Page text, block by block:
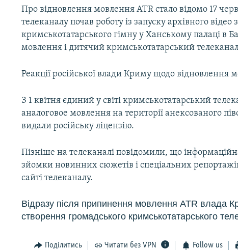
Про відновлення мовлення АТR стало відомо 17
телеканалу почав роботу із запуску архівного
кримськотатарського гімну у Ханському палаці в
мовлення і дитячий кримськотатарський
Реакції російської влади Криму щодо
З 1 квітня єдиний у світі кримськотатарський
аналоговое мовлення на території анексованого
видали російську ліцензію.
Пізніше на телеканалі повідомили, що
зйомки новинних сюжетів і спеціальних
сайті телеканалу.
Відразу після припинення мовлення ATR влада
створення громадського кримськотатарського
Поділитись Читати без VPN Follow us